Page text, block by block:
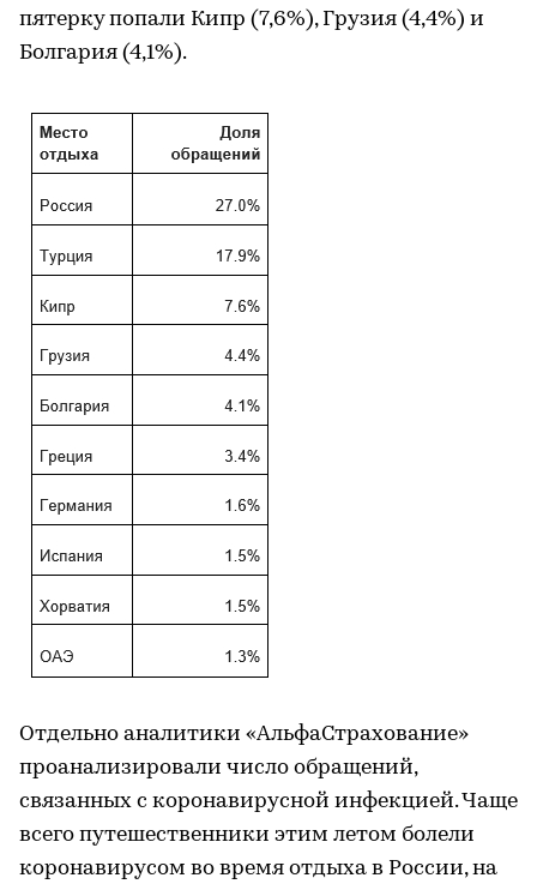
пятерку попали Кипр (7,6%), Грузия (4,4%) и
Болгария (4,1%).
Отдельно аналитики «АльфаСтрахование»
проанализировали число обращений,
связанных с коронавирусной инфекцией. Чаще
всего путешественники этим летом болели
коронавирусом во время отдыха в России, на